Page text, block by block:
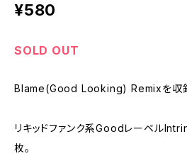
¥580
SOLD OUT
Blame(Good Looking) Remixを収録
リキッドファンク系Goodレーベル
枚。